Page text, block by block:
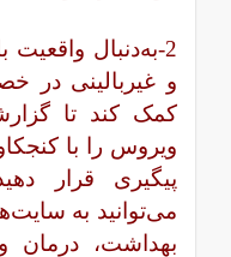
2-به‌دنبال
و غیربالینی در
کمک کند تا
ویروس را با
پیگیری قرار
می‌توانید به
بهداشت، درمان